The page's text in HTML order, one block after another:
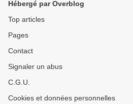
Hébergé par Overblog
Top articles
Pages
Contact
Signaler un abus
C.G.U.
Cookies et données personnelles